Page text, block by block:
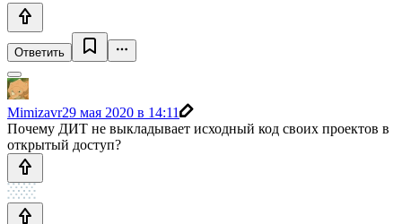
Ответить
Mimizavr29 мая 2020 в 14:11
Почему ДИТ не выкладывает исходный код своих проектов в
открытый доступ?